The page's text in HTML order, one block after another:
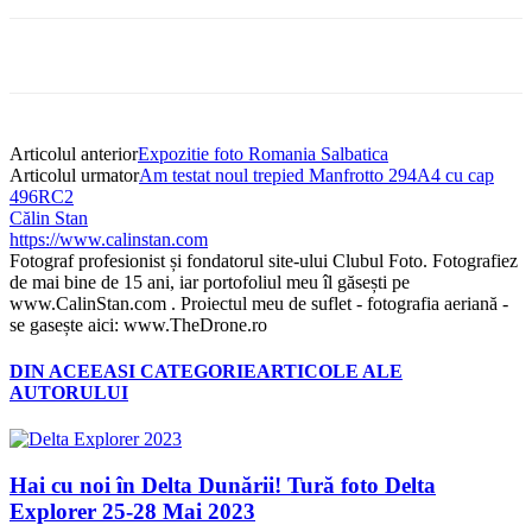
Articolul anteriorExpozitie foto Romania Salbatica
Articolul urmatorAm testat noul trepied Manfrotto 294A4 cu cap
496RC2
Călin Stan
https://www.calinstan.com
Fotograf profesionist și fondatorul site-ului Clubul Foto. Fotografiez
de mai bine de 15 ani, iar portofoliul meu îl găsești pe
www.CalinStan.com . Proiectul meu de suflet - fotografia aeriană -
se gasește aici: www.TheDrone.ro
DIN ACEEASI CATEGORIEARTICOLE ALE
AUTORULUI
Hai cu noi în Delta Dunării! Tură foto Delta
Explorer 25-28 Mai 2023